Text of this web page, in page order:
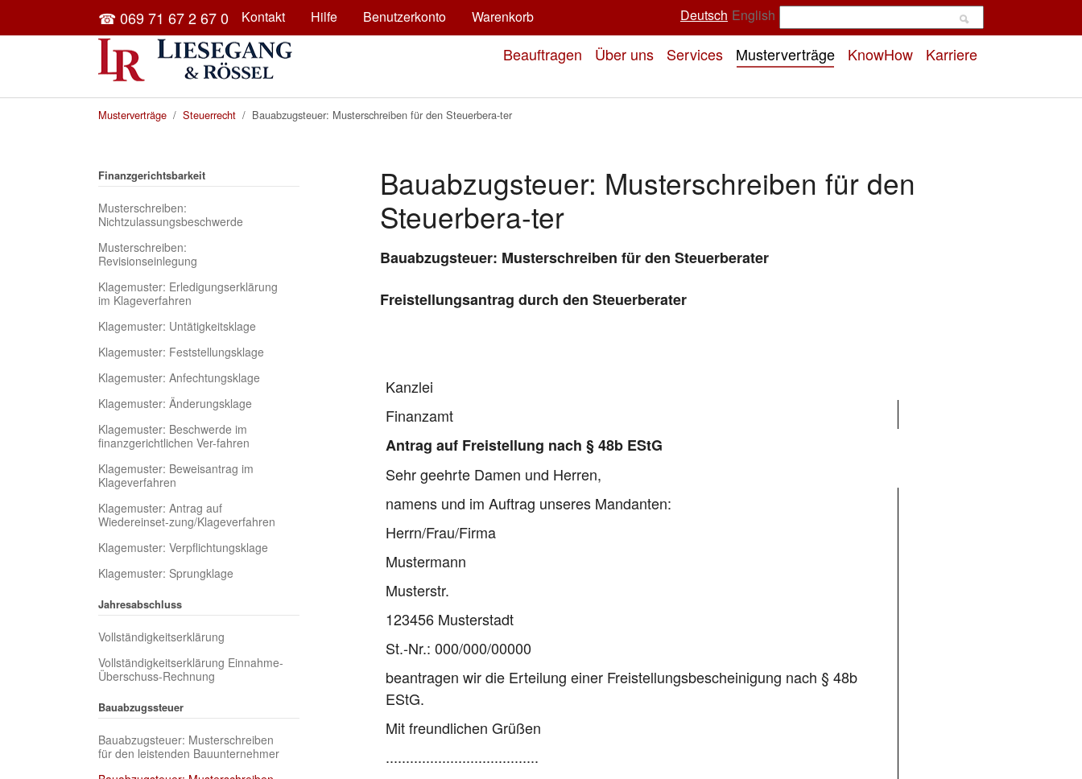
Skip to main content☎ 069 71 67 2 67 0 Kontakt Hilfe Benutzerkonto Warenkorb Deutsch English
Beauftragen Über uns Services Musterverträge KnowHow Karriere
You are here:
Musterverträge Steuerrecht Bauabzugsteuer: Musterschreiben für den Steuerbera-ter
Finanzgerichtsbarkeit
Musterschreiben:
Nichtzulassungsbeschwerde
Musterschreiben:
Revisionseinlegung
Klagemuster: Erledigungserklärung
im Klageverfahren
Klagemuster: Untätigkeitsklage
Klagemuster: Feststellungsklage
Klagemuster: Anfechtungsklage
Klagemuster: Änderungsklage
Klagemuster: Beschwerde im
finanzgerichtlichen Ver-fahren
Klagemuster: Beweisantrag im
Klageverfahren
Klagemuster: Antrag auf
Wiedereinset-zung/Klageverfahren
Klagemuster: Verpflichtungsklage
Klagemuster: Sprungklage
Jahresabschluss
Vollständigkeitserklärung
Vollständigkeitserklärung Einnahme-
Überschuss-Rechnung
Bauabzugssteuer
Bauabzugsteuer: Musterschreiben
für den leistenden Bauunternehmer
Bauabzugsteuer: Musterschreiben für den
Steuerbera-ter
Bauabzugsteuer: Musterschreiben für den Steuerberater
Freistellungsantrag durch den Steuerberater
Kanzlei
Finanzamt
Antrag auf Freistellung nach § 48b EStG
Sehr geehrte Damen und Herren,
namens und im Auftrag unseres Mandanten:
Herrn/Frau/Firma
Mustermann
Musterstr.
123456 Musterstadt
St.-Nr.: 000/000/00000
beantragen wir die Erteilung einer Freistellungsbescheinigung nach § 48b
EStG.
Mit freundlichen Grüßen
......................................